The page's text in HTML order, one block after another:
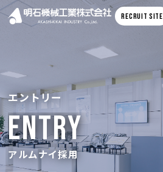
RECRUIT SITE
MENU
メニュー
AKIまるわかり
AKIまるわかり
数値でみるAKI
採用PR動画
エントリー
ENTRY
アルムナイ採用